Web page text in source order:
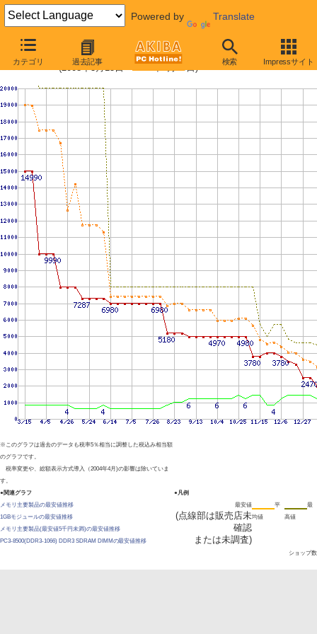
Powered by Translate
カテゴリ 過去記事 検索 Impressサイト
PC3-8500 1GBの価格推移
(2008年3月15日〜2009年5月30日)
※このグラフは過去のデータも税率5％相当に調整した税込み相当額
のグラフです。
税率変更や、総額表示方式導入（2004年4月)の影響は除いていま
す。
●関連グラフ
メモリ主要製品の最安値推移
1GBモジュールの最安値推移
メモリ主要製品(最安値5千円未満)の最安値推移
PC3-8500(DDR3-1066) DDR3 SDRAM DIMMの最安値推移
●凡例
最安値
(点線部は販売店未
確認
または未調査)
平
均値
最
高値
ショップ数